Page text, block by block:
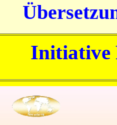
Initiative